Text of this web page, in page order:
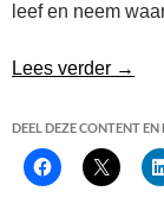
leef en neem
Lees verder →
DEEL DEZE CONTENT